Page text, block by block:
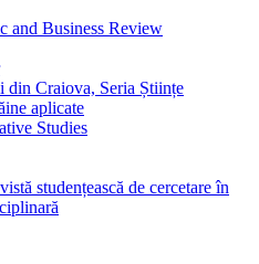
and Business Review
din Craiova, Seria Științe
aplicate
Studies
studențească de cercetare în